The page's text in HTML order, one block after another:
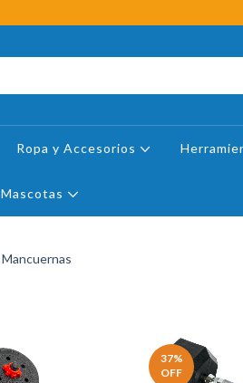
Ropa y Accesorios
Mascotas
Mancuernas
37%
OFF